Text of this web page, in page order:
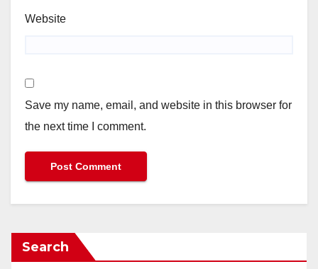
Website
Save my name, email, and website in this browser for
the next time I comment.
Search